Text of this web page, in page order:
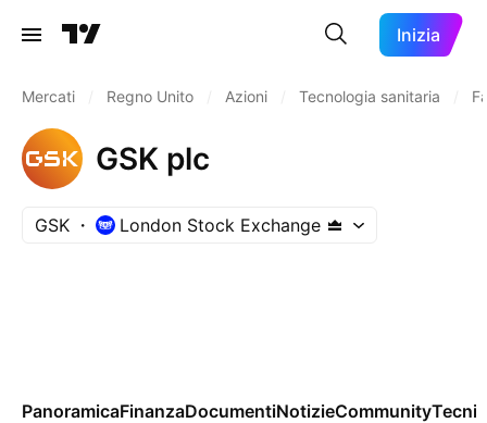
Inizia
Mercati Regno Unito Azioni Tecnologia sanitaria
GSK plc
GSK London Stock Exchange
PanoramicaFinanzaDocumentiNotizieCommunity